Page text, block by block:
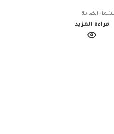
قراءة المزيد